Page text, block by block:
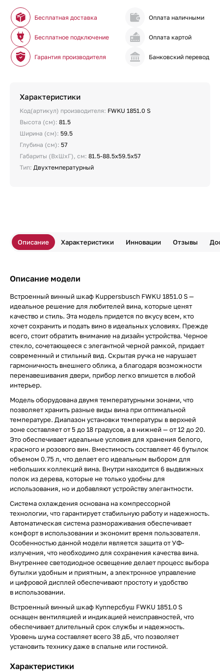
Бесплатная доставка
Бесплатное подключение
Гарантия производителя
Оплата наличными
Оплата картой
Банковский перевод
Характеристики
Код(артикул) производителя: FWKU 1851.0 S
Высота (см): 81.5
Ширина (см): 59.5
Глубина (см): 57
Габариты (ВхШхГ), см: 81.5-88.5х59.5х57
Тип: Двухтемпературный
Описание Характеристики Инновации Отзывы
Описание модели
Встроенный винный шкаф Kuppersbusch FWKU 1851.0 S —
идеальное решение для любителей вина, которые ценят
качество и стиль. Эта модель придется по вкусу всем, кто
хочет сохранить и подать вино в идеальных условиях. Прежде
всего, стоит обратить внимание на дизайн устройства. Черное
стекло, сочетающееся с элегантной черной рамкой, придает
современный и стильный вид. Скрытая ручка не нарушает
гармоничность внешнего облика, а благодаря возможности
перенавешивания двери, прибор легко впишется в любой
интерьер.
Модель оборудована двумя температурными зонами, что
позволяет хранить разные виды вина при оптимальной
температуре. Диапазон установки температуры в верхней
зоне составляет от 5 до 18 градусов, а в нижней — от 12 до 20.
Это обеспечивает идеальные условия для хранения белого,
красного и розового вин. Вместимость составляет 46 бутылок
объемом 0.75 л, что делает его идеальным выбором для
небольших коллекций вина. Внутри находится 6 выдвижных
полок из дерева, которые не только удобны для
использования, но и добавляют устройству элегантности.
Система охлаждения основана на компрессорной
технологии, что гарантирует стабильную работу и надежность.
Автоматическая система размораживания обеспечивает
комфорт в использовании и экономит время пользователя.
Особенностью данной модели является защита от УФ-
излучения, что необходимо для сохранения качества вина.
Внутреннее светодиодное освещение делает процесс выбора
бутылки удобным и приятным, а электронное управление
и цифровой дисплей обеспечивают простоту и удобство
в использовании.
Встроенный винный шкаф Купперсбуш FWKU 1851.0 S
оснащен вентиляцией и индикацией неисправностей, что
обеспечивает длительный срок службы и надежность.
Уровень шума составляет всего 38 дБ, что позволяет
установить технику даже в спальне или гостиной.
Характеристики